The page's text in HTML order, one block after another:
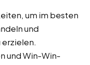
um im besten
und
erzielen.
und Win-Win-